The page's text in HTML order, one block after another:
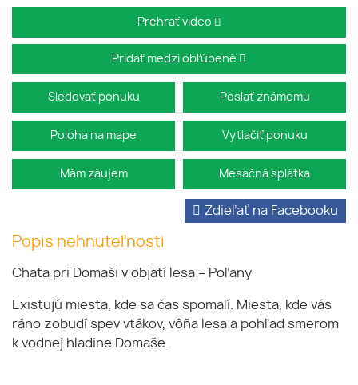
Prehrať video
Pridať medzi obľúbené
Sledovať ponuku Poslať známemu
Poloha na mape Vytlačiť ponuku
Mám záujem Mesačná splátka
Popis nehnuteľnosti
Zdieľať na Facebooku
Chata pri Domaši v objatí lesa – Poľany
Existujú miesta, kde sa čas spomalí. Miesta, kde vás
ráno zobudí spev vtákov, vôňa lesa a pohľad smerom
k vodnej hladine Domaše.